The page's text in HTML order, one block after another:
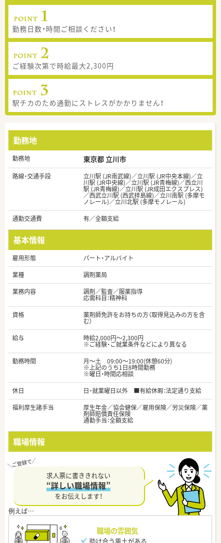
勤務日数・時間ご相談ください！
ご経験次第で時給最大2,300円
駅チカのため通勤にストレスがかかりません！
勤務地
勤務地 東京都 立川市
路線・交通手段 立川駅 (JR南武線)／立川駅 (JR中央本線)／立
川駅 (JR中央線)／立川駅 (JR青梅線)／西立川
駅 (JR青梅線)／立川駅 (JR成田エクスプレス)
／西武立川駅 (西武拝島線)／立川南駅 (多摩モ
ノレール)／立川北駅 (多摩モノレール)
通勤交通費
有／全額支給
基本情報
雇用形態
パート・アルバイト
業種
調剤薬局
業務内容
調剤／監査／服薬指導
応需科目：精神科
資格
薬剤師免許をお持ちの方（取得見込みの方を含
む）
給与
時給2,000円～2,300円
※ご経験・ご就業条件などにより異なる
勤務時間
月～土 09:00～19:00(休憩60分)
※上記のうち1日8時間勤務
※曜日・時間応相談
休日
日・就業曜日以外 ■有給休暇：法定通り支給
福利厚生諸手当
厚生年金／協会健保／雇用保険／労災保険／薬
剤師賠償責任保険
通勤手当：全額支給
職場情報
求人票に書ききれない
“詳しい職場情報”
をお伝えします！
職場の雰囲気
助け合う風土がある